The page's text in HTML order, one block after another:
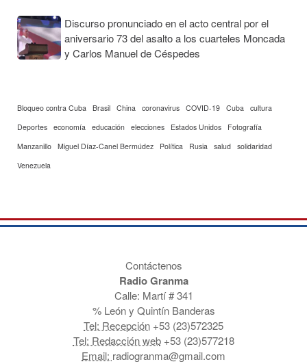
Discurso pronunciado en el acto central por el
aniversario 73 del asalto a los cuarteles Moncada
y Carlos Manuel de Céspedes
Bloqueo contra Cuba Brasil China coronavirus COVID-19 Cuba
cultura
Deportes economía educación elecciones Estados Unidos
Fotografía
Manzanillo Miguel Díaz-Canel Bermúdez Política Rusia salud solidaridad
Venezuela
Contáctenos
Radio Granma
Calle: Martí # 341
% León y Quintín Banderas
Tel: Recepción +53 (23)572325
Tel: Redacción web+53 (23)577218
Email: radiogranma@gmail.com